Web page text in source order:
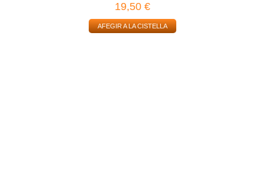
19,50 €
AFEGIR A LA CISTELLA